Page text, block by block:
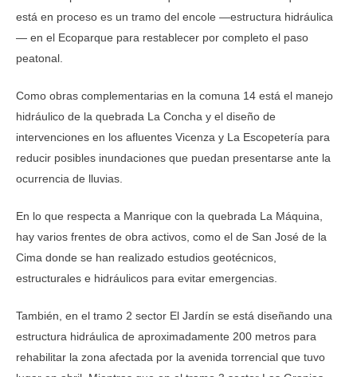
está en proceso es un tramo del encole —estructura hidráulica
— en el Ecoparque para restablecer por completo el paso
peatonal.
Como obras complementarias en la comuna 14 está el manejo
hidráulico de la quebrada La Concha y el diseño de
intervenciones en los afluentes Vicenza y La Escopetería para
reducir posibles inundaciones que puedan presentarse ante la
ocurrencia de lluvias.
En lo que respecta a Manrique con la quebrada La Máquina,
hay varios frentes de obra activos, como el de San José de la
Cima donde se han realizado estudios geotécnicos,
estructurales e hidráulicos para evitar emergencias.
También, en el tramo 2 sector El Jardín se está diseñando una
estructura hidráulica de aproximadamente 200 metros para
rehabilitar la zona afectada por la avenida torrencial que tuvo